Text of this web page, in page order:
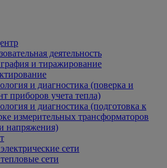
деятельность
и тиражирование
и диагностика (поверка и
приборов учета тепла)
и диагностика (подготовка к
измерительных трансформаторов
напряжения)
сети
сети